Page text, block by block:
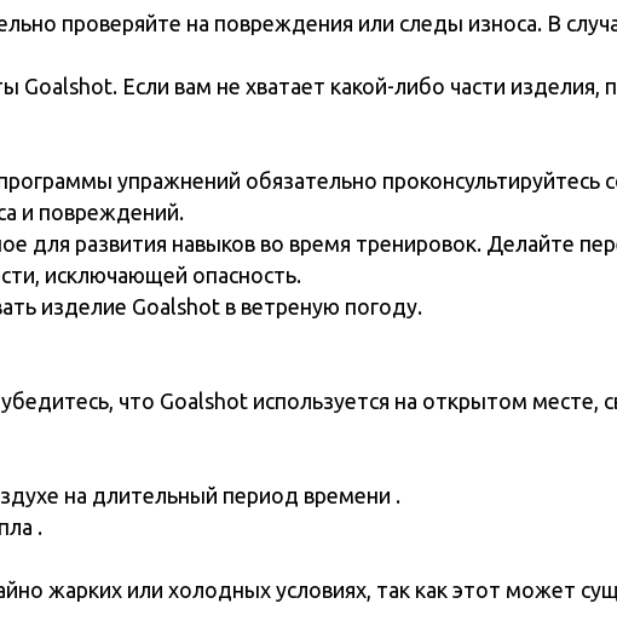
упражнений обязательно проконсультируйтесь со своим
развития навыков во время тренировок. Делайте перерывы и не
Goalshot в ветреную погоду.
что Goalshot используется на открытом месте, свободном от
на длительный период времени .
или холодных условиях, так как этот может существенно
сумку для хранения.
спортивного тренировочного продукта, посетите sklz.com ,